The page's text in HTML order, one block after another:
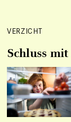
VERZICHT
Schluss